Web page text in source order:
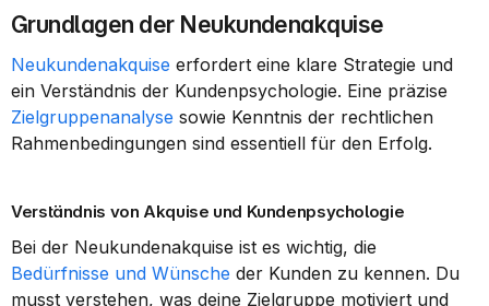
Grundlagen der Neukundenakquise
Neukundenakquise erfordert eine klare Strategie und
Zielgruppenanalyse sowie Kenntnis der rechtlichen
Rahmenbedingungen sind essentiell für den Erfolg.
Verständnis von Akquise und Kundenpsychologie
Bedürfnisse und Wünsche der Kunden zu kennen. Du
musst verstehen, was deine Zielgruppe motiviert und